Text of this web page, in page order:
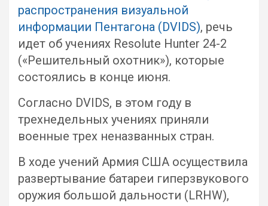
распространения визуальной
информации Пентагона (DVIDS), речь
идет об учениях Resolute Hunter 24-2
(«Решительный охотник»), которые
состоялись в конце июня.
Согласно DVIDS, в этом году в
трехнедельных учениях приняли
военные трех неназванных стран.
В ходе учений Армия США осуществила
развертывание батареи гиперзвукового
оружия большой дальности (LRHW),